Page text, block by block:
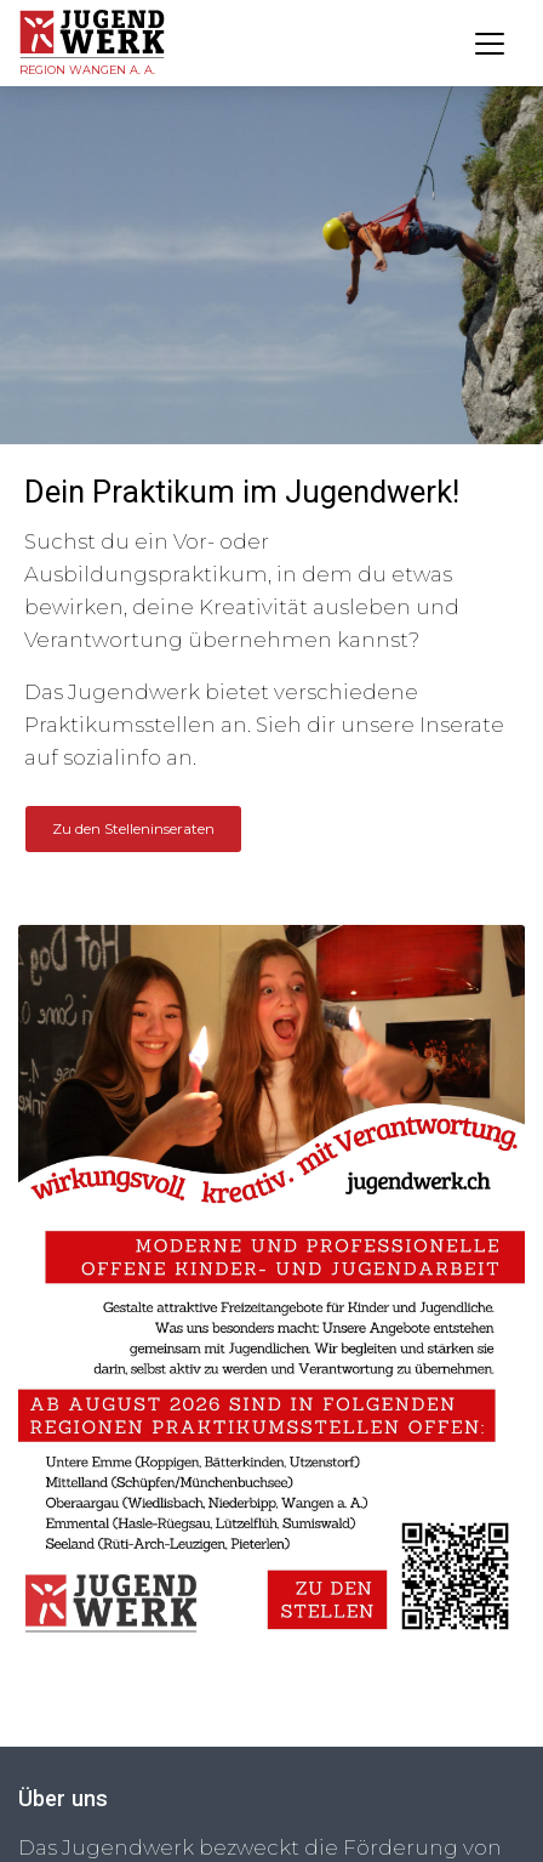
REGION WANGEN A. A.
Dein Praktikum im Jugendwerk!
Suchst du ein Vor- oder
Ausbildungspraktikum, in dem du etwas
bewirken, deine Kreativität ausleben und
Verantwortung übernehmen kannst?
Das Jugendwerk bietet verschiedene
Praktikumsstellen an. Sieh dir unsere Inserate
auf sozialinfo an.
Zu den Stelleninseraten
Über uns
Das Jugendwerk bezweckt die Förderung von